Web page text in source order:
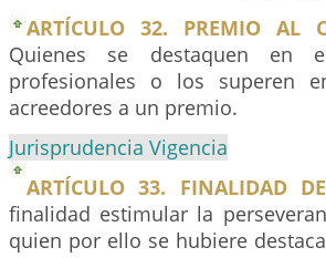
ARTÍCULO 32. PREMIO AL
Quienes se destaquen en
profesionales o los superen
acreedores a un premio.
Jurisprudencia Vigencia
ARTÍCULO 33. FINALIDAD
finalidad estimular la
quien por ello se hubiere